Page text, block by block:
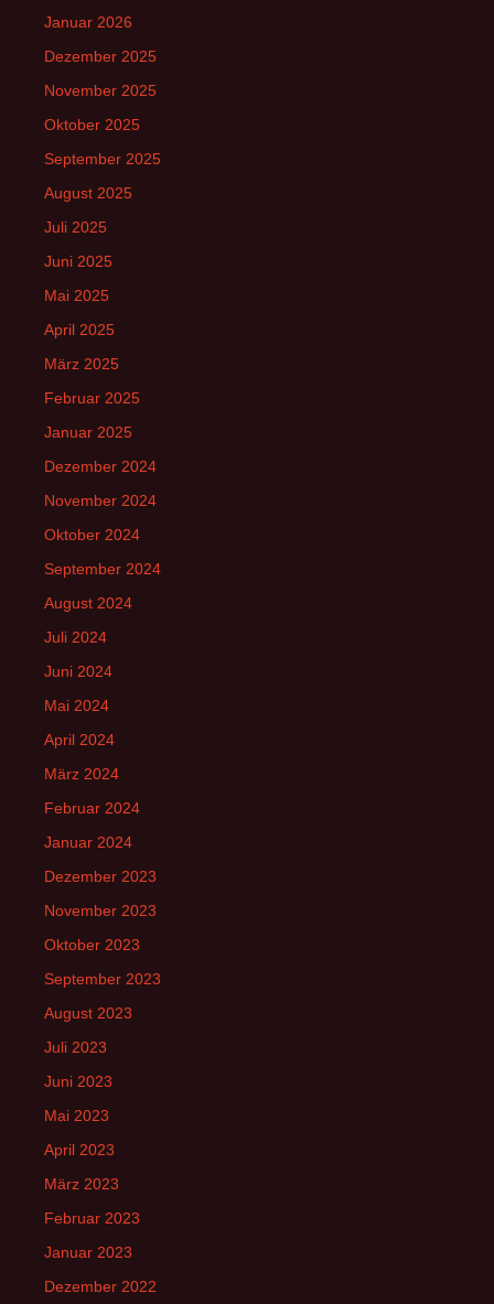
Januar 2026
Dezember 2025
November 2025
Oktober 2025
September 2025
August 2025
Juli 2025
Juni 2025
Mai 2025
April 2025
März 2025
Februar 2025
Januar 2025
Dezember 2024
November 2024
Oktober 2024
September 2024
August 2024
Juli 2024
Juni 2024
Mai 2024
April 2024
März 2024
Februar 2024
Januar 2024
Dezember 2023
November 2023
Oktober 2023
September 2023
August 2023
Juli 2023
Juni 2023
Mai 2023
April 2023
März 2023
Februar 2023
Januar 2023
Dezember 2022